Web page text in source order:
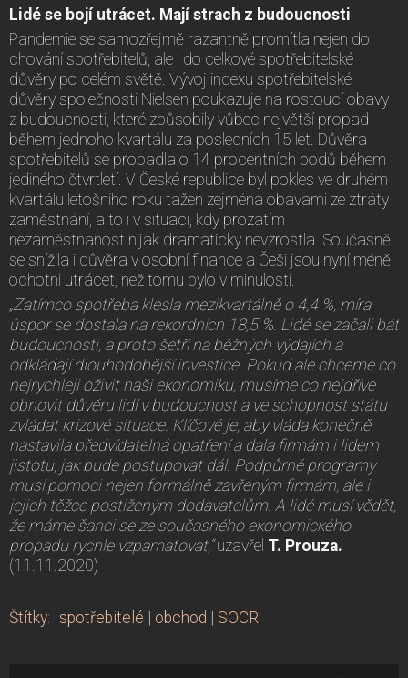
Lidé se bojí utrácet. Mají strach z budoucnosti
Pandemie se samozřejmě razantně promítla nejen do
chování spotřebitelů, ale i do celkové spotřebitelské
důvěry po celém světě. Vývoj indexu spotřebitelské
důvěry společnosti Nielsen poukazuje na rostoucí obavy
z budoucnosti, které způsobily vůbec největší propad
během jednoho kvartálu za posledních 15 let. Důvěra
spotřebitelů se propadla o 14 procentních bodů během
jediného čtvrtletí. V České republice byl pokles ve druhém
kvartálu letošního roku tažen zejména obavami ze ztráty
zaměstnání, a to i v situaci, kdy prozatím
nezaměstnanost nijak dramaticky nevzrostla. Současně
se snížila i důvěra v osobní finance a Češi jsou nyní méně
ochotni utrácet, než tomu bylo v minulosti.
„Zatímco spotřeba klesla mezikvartálně o 4,4 %, míra
úspor se dostala na rekordních 18,5 %. Lidé se začali bát
budoucnosti, a proto šetří na běžných výdajích a
odkládají dlouhodobější investice. Pokud ale chceme co
nejrychleji oživit naši ekonomiku, musíme co nejdříve
obnovit důvěru lidí v budoucnost a ve schopnost státu
zvládat krizové situace. Klíčové je, aby vláda konečně
nastavila předvídatelná opatření a dala firmám i lidem
jistotu, jak bude postupovat dál. Podpůrné programy
musí pomoci nejen formálně zavřeným firmám, ale i
jejich těžce postiženým dodavatelům. A lidé musí vědět,
že máme šanci se ze současného ekonomického
propadu rychle vzpamatovat,“uzavřel T. Prouza.
(11.11.2020)
Štítky: spotřebitelé | obchod | SOCR